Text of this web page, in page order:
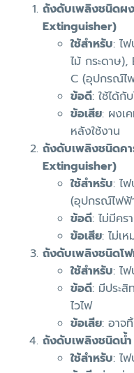
ถังดับเพลิงชนิดผ
Extinguisher)
ใช้สำหรับ: ไ
ไม้ กระดาษ),
C (อุปกรณ์ไ
ข้อดี: ใช้ได้กั
ข้อเสีย: ผงเ
หลังใช้งาน
ถังดับเพลิงชนิดค
Extinguisher)
ใช้สำหรับ: ไ
(อุปกรณ์ไฟฟ้
ข้อดี: ไม่มีคร
ข้อเสีย: ไม่เ
ถังดับเพลิงชนิดโ
ใช้สำหรับ: ไ
ข้อดี: มีประสิ
ไวไฟ
ข้อเสีย: อาจ
ถังดับเพลิงชนิดน้
ใช้สำหรับ: ไ